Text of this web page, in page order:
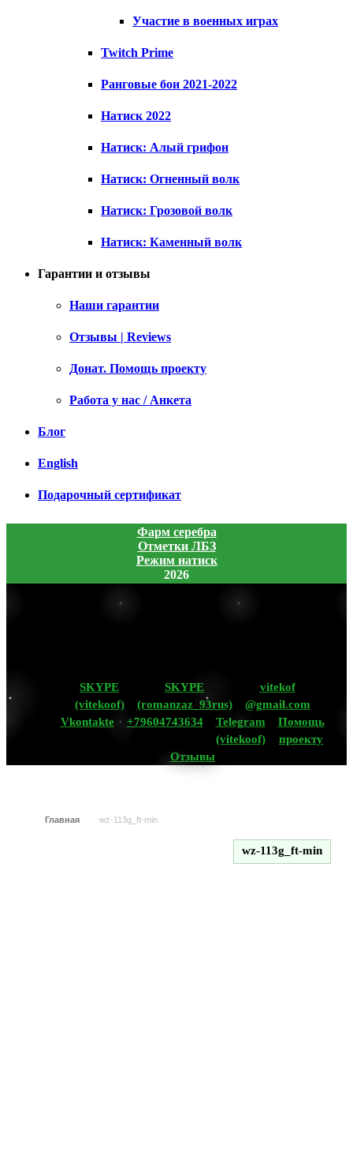
Участие в военных играх
Twitch Prime
Ранговые бои 2021-2022
Натиск 2022
Натиск: Алый грифон
Натиск: Огненный волк
Натиск: Грозовой волк
Натиск: Каменный волк
Гарантии и отзывы
Наши гарантии
Отзывы | Reviews
Донат. Помощь проекту
Работа у нас / Анкета
Блог
English
Подарочный сертификат
Фарм серебра
Отметки ЛБЗ
Режим натиск
2026
SKYPE
(vitekoof)
SKYPE
(romanzaz_93rus)
vitekof
@gmail.com
Vkontakte
+79604743634
Telegram
(vitekoof)
Помощь
проекту
Отзывы
Главная wz-113g_ft-min
wz-113g_ft-min